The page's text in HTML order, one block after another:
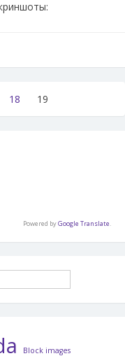
Page
18 Page
19
Powered byGoogle Translate.
Block images